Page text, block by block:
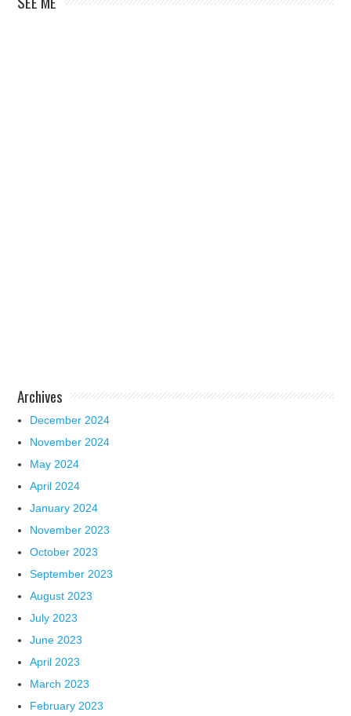
Archives
December 2024
November 2024
May 2024
April 2024
January 2024
November 2023
October 2023
September 2023
August 2023
July 2023
June 2023
April 2023
March 2023
February 2023